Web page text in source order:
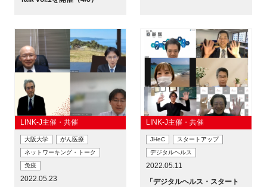
LINK-J主催・共催
大阪大学
がん医療
ネットワーキング・トーク
免疫
2022.05.23
LINK-J主催・共催
JHeC
スタートアップ
デジタルヘルス
2022.05.11
「デジタルヘルス・スタート